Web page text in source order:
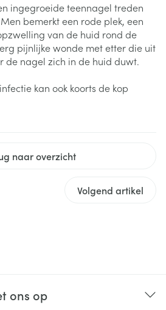
ingegroeide teennagel treden
bemerkt een rode plek, een
van de huid rond de
pijnlijke wonde met etter die uit
de nagel zich in de huid duwt.
kan ook koorts de kop
naar overzicht
Volgend artikel
ons op